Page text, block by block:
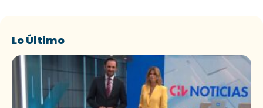
Lo Último